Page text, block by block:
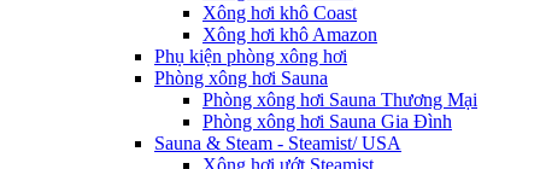
Xông hơi khô Coast
Xông hơi khô Amazon
Phụ kiện phòng xông hơi
Phòng xông hơi Sauna
Phòng xông hơi Sauna Thương Mại
Phòng xông hơi Sauna Gia Đình
Sauna & Steam - Steamist/ USA
Xông hơi ướt Steamist